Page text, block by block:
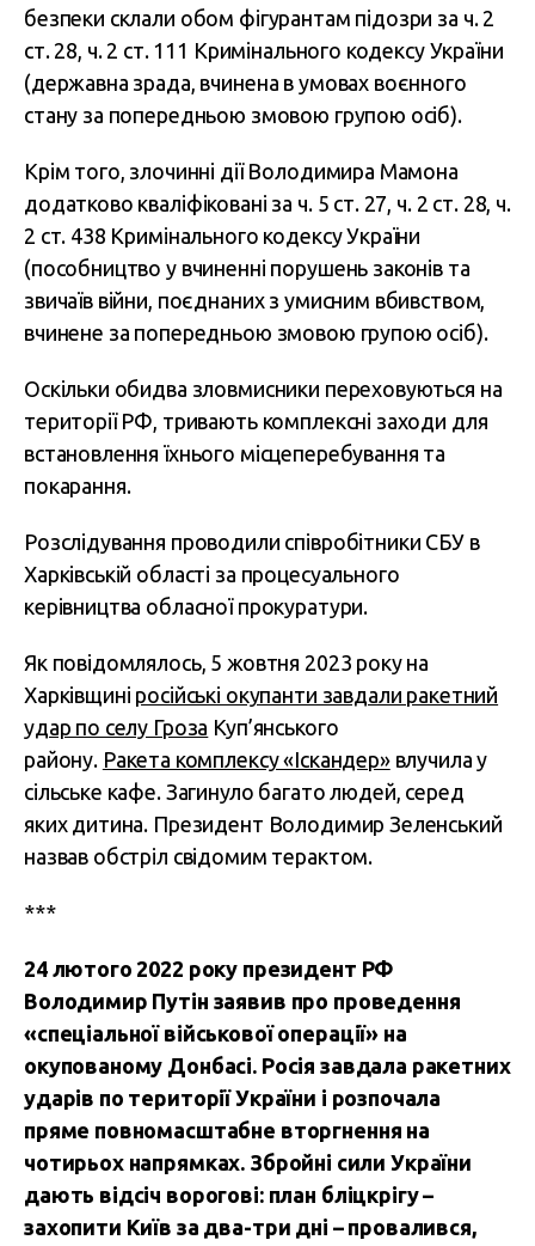
безпеки склали обом фігурантам підозри за ч. 2
ст. 28, ч. 2 ст. 111 Кримінального кодексу України
(державна зрада, вчинена в умовах воєнного
стану за попередньою змовою групою осіб).
Крім того, злочинні дії Володимира Мамона
додатково кваліфіковані за ч. 5 ст. 27, ч. 2 ст. 28, ч.
2 ст. 438 Кримінального кодексу України
(пособництво у вчиненні порушень законів та
звичаїв війни, поєднаних з умисним вбивством,
вчинене за попередньою змовою групою осіб).
Оскільки обидва зловмисники переховуються на
території РФ, тривають комплексні заходи для
встановлення їхнього місцеперебування та
покарання.
Розслідування проводили співробітники СБУ в
Харківській області за процесуального
керівництва обласної прокуратури.
Як повідомлялось, 5 жовтня 2023 року на
Харківщині російські окупанти завдали ракетний
удар по селу Гроза Куп’янського
району. Ракета комплексу «Іскандер»влучила у
сільське кафе. Загинуло багато людей, серед
яких дитина. Президент Володимир Зеленський
назвав обстріл свідомим терактом.
***
24 лютого 2022 року президент РФ
Володимир Путін заявив про проведення
«спеціальної військової операції» на
окупованому Донбасі. Росія завдала ракетних
ударів по території України і розпочала
пряме повномасштабне вторгнення на
чотирьох напрямках. Збройні сили України
дають відсіч ворогові: план бліцкрігу –
захопити Київ за два-три дні – провалився,